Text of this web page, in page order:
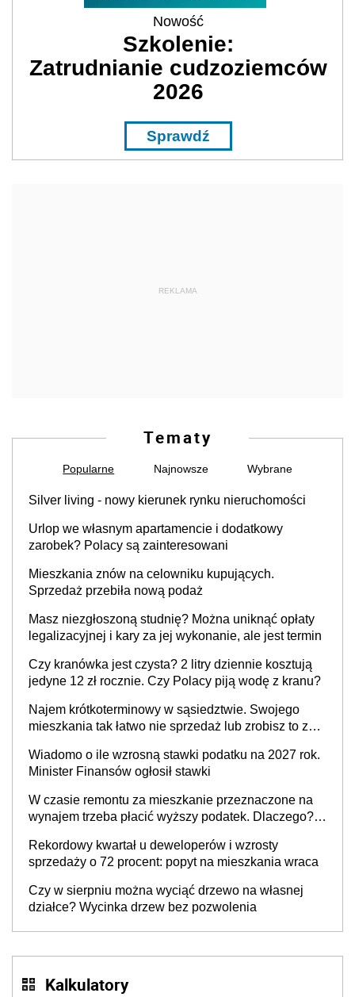
Nowość
Szkolenie:
Zatrudnianie cudzoziemców
2026
Sprawdź
REKLAMA
Tematy
Popularne Najnowsze Wybrane
Silver living - nowy kierunek rynku nieruchomości
Urlop we własnym apartamencie i dodatkowy
zarobek? Polacy są zainteresowani
Mieszkania znów na celowniku kupujących.
Sprzedaż przebiła nową podaż
Masz niezgłoszoną studnię? Można uniknąć opłaty
legalizacyjnej i kary za jej wykonanie, ale jest termin
Czy kranówka jest czysta? 2 litry dziennie kosztują
jedyne 12 zł rocznie. Czy Polacy piją wodę z kranu?
Najem krótkoterminowy w sąsiedztwie. Swojego
mieszkania tak łatwo nie sprzedaż lub zrobisz to ze
Wiadomo o ile wzrosną stawki podatku na 2027 rok.
Minister Finansów ogłosił stawki
W czasie remontu za mieszkanie przeznaczone na
wynajem trzeba płacić wyższy podatek. Dlaczego?
Rekordowy kwartał u deweloperów i wzrosty
sprzedaży o 72 procent: popyt na mieszkania wraca
Czy w sierpniu można wyciąć drzewo na własnej
działce? Wycinka drzew bez pozwolenia
Kalkulatory